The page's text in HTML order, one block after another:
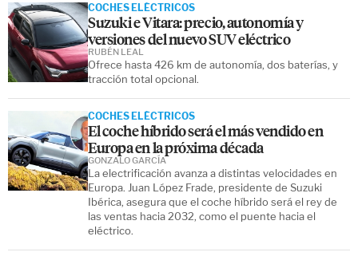
COCHES ELÉCTRICOS
Suzuki e Vitara: precio, autonomía y
versiones del nuevo SUV eléctrico
Ofrece hasta 426 km de autonomía, dos baterías, y
tracción total opcional.
RUBÉN LEAL
COCHES ELÉCTRICOS
El coche híbrido será el más vendido en
Europa en la próxima década
La electrificación avanza a distintas velocidades en
Europa. Juan López Frade, presidente de Suzuki
Ibérica, asegura que el coche híbrido será el rey de
las ventas hacia 2032, como el puente hacia el
eléctrico.
GONZALO GARCÍA